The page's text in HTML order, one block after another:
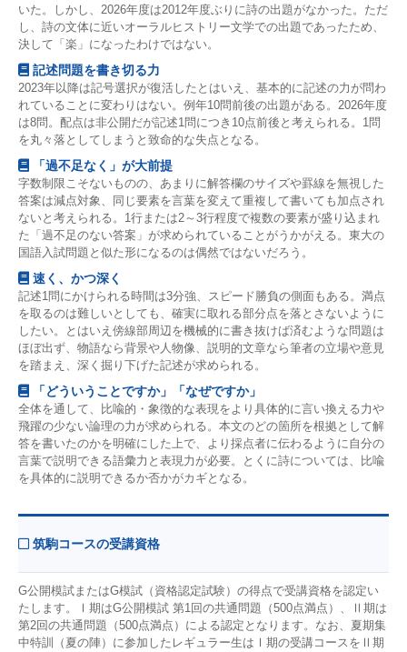
いた。しかし、2026年度は2012年度ぶりに詩の出題がなかった。ただ
し、詩の文体に近いオーラルヒストリー文学での出題であったため、
決して「楽」になったわけではない。
記述問題を書き切る力
2023年以降は記号選択が復活したとはいえ、基本的に記述の力が問わ
れていることに変わりはない。例年10問前後の出題がある。2026年度
は8問。配点は非公開だが記述1問につき10点前後と考えられる。1問
を丸々落としてしまうと致命的な失点となる。
「過不足なく」が大前提
字数制限こそないものの、あまりに解答欄のサイズや罫線を無視した
答案は減点対象、同じ要素を言葉を変えて重複して書いても加点され
ないと考えられる。1行または2～3行程度で複数の要素が盛り込まれ
た「過不足のない答案」が求められていることがうかがえる。東大の
国語入試問題と似た形になるのは偶然ではないだろう。
速く、かつ深く
記述1問にかけられる時間は3分強、スピード勝負の側面もある。満点
を取るのは難しいとしても、確実に取れる部分点を落とさないように
したい。とはいえ傍線部周辺を機械的に書き抜けば済むような問題は
ほぼ出ず、物語なら背景や人物像、説明的文章なら筆者の立場や意見
を踏まえ、深く掘り下げた記述が求められる。
「どういうことですか」「なぜですか」
全体を通して、比喩的・象徴的な表現をより具体的に言い換える力や
飛躍の少ない論理の力が求められる。本文のどの箇所を根拠として解
答を書いたのかを明確にした上で、より採点者に伝わるように自分の
言葉で説明できる語彙力と表現力が必要。とくに詩については、比喩
を具体的に説明できるか否かがカギとなる。
筑駒コースの受講資格
G公開模試またはG模試（資格認定試験）の得点で受講資格を認定い
たします。Ⅰ期はG公開模試 第1回の共通問題（500点満点）、Ⅱ期は
第2回の共通問題（500点満点）による認定となります。なお、夏期集
中特訓（夏の陣）に参加したレギュラー生はⅠ期の受講コースをⅡ期